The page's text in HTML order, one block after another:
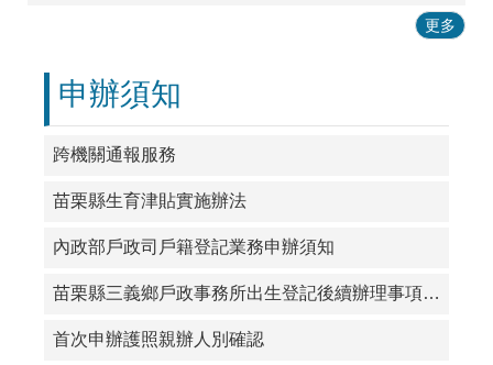
更多
申辦須知
跨機關通報服務
苗栗縣生育津貼實施辦法
內政部戶政司戶籍登記業務申辦須知
苗栗縣三義鄉戶政事務所出生登記後續辦理事項一覽表
首次申辦護照親辦人別確認